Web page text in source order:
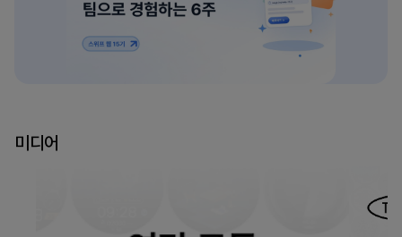
미디어